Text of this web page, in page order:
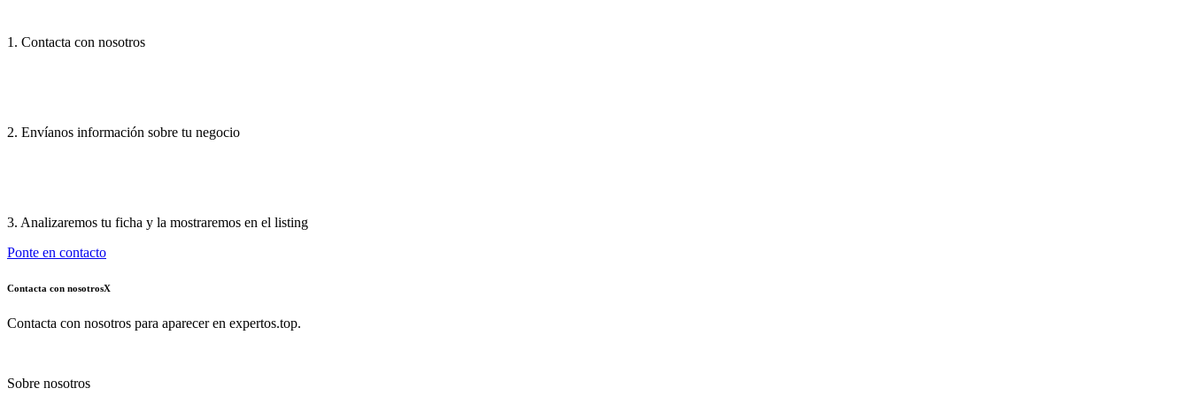
1. Contacta con nosotros
2. Envíanos información sobre tu negocio
3. Analizaremos tu ficha y la mostraremos en el listing
Ponte en contacto
Contacta con nosotrosX
Contacta con nosotros para aparecer en expertos.top.
Sobre nosotros